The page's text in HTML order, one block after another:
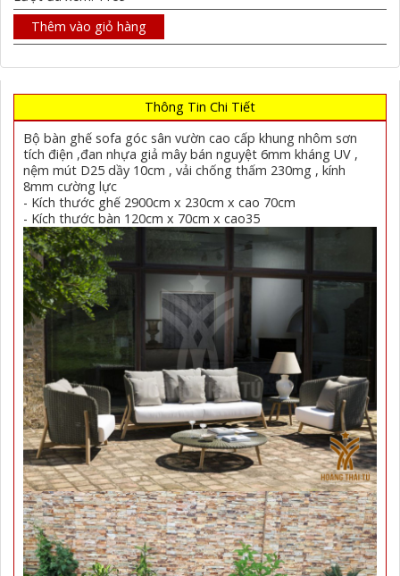
Thêm vào giỏ hàng
Thông Tin Chi Tiết
Bộ bàn ghế sofa góc sân vườn cao cấp khung nhôm sơn
tích điện ,đan nhựa giả mây bán nguyệt 6mm kháng UV ,
nệm mút D25 dầy 10cm , vải chống thấm 230mg , kính
8mm cường lực
- Kích thước ghế 2900cm x 230cm x cao 70cm
- Kích thước bàn 120cm x 70cm x cao35